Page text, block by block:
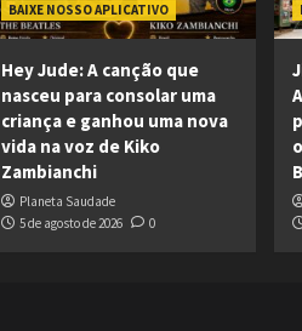
BAIXE NOSSO APLICATIVO
Hey Jude: A canção que
nasceu para consolar uma
criança e ganhou uma nova
vida na voz de Kiko
Zambianchi
Planeta Saudade
5 de agosto de 2026
0